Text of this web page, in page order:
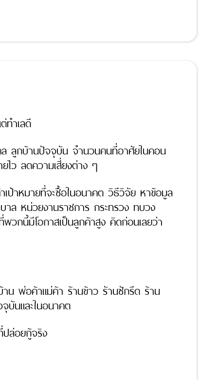
ทำเลดี
ลูกบ้านปัจจุบัน จำนวนคนที่อาศัยในคอน
ไว ลดความเสี่ยงต่าง ๆ
เป้าหมายที่จะซื้อในอนาคต วิธีวิจัย หาข้อมูล
าล หน่วยงานราชการ กระทรวง ทบวง
วกนี้มีโอกาสเป็นลูกค้าสูง คิดก่อนเลยว่า
าน พ่อค้าแม่ค้า ร้านข้าว รัานซักรีด ร้าน
บันและในอนาคต
ปล่อยกู้จริง